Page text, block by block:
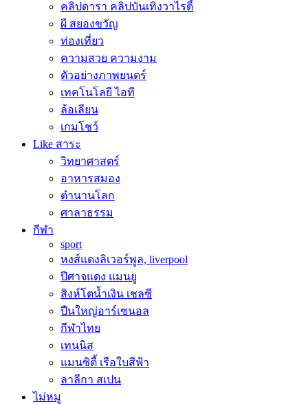
คลิปดารา คลิปบันเทิงวาไรตี้
ผี สยองขวัญ
ท่องเที่ยว
ความสวย ความงาม
ตัวอย่างภาพยนตร์
เทคโนโลยี ไอที
ล้อเลียน
เกมโชว์
Like สาระ
วิทยาศาสตร์
อาหารสมอง
ตำนานโลก
ศาลาธรรม
กีฬา
sport
หงส์แดงลิเวอร์พูล, liverpool
ปีศาจแดง แมนยู
สิงห์โตน้ำเงิน เชลซี
ปืนใหญ่อาร์เซนอล
กีฬาไทย
เทนนิส
แมนซิตี้ เรือใบสีฟ้า
ลาลีกา สเปน
ไม่หมู